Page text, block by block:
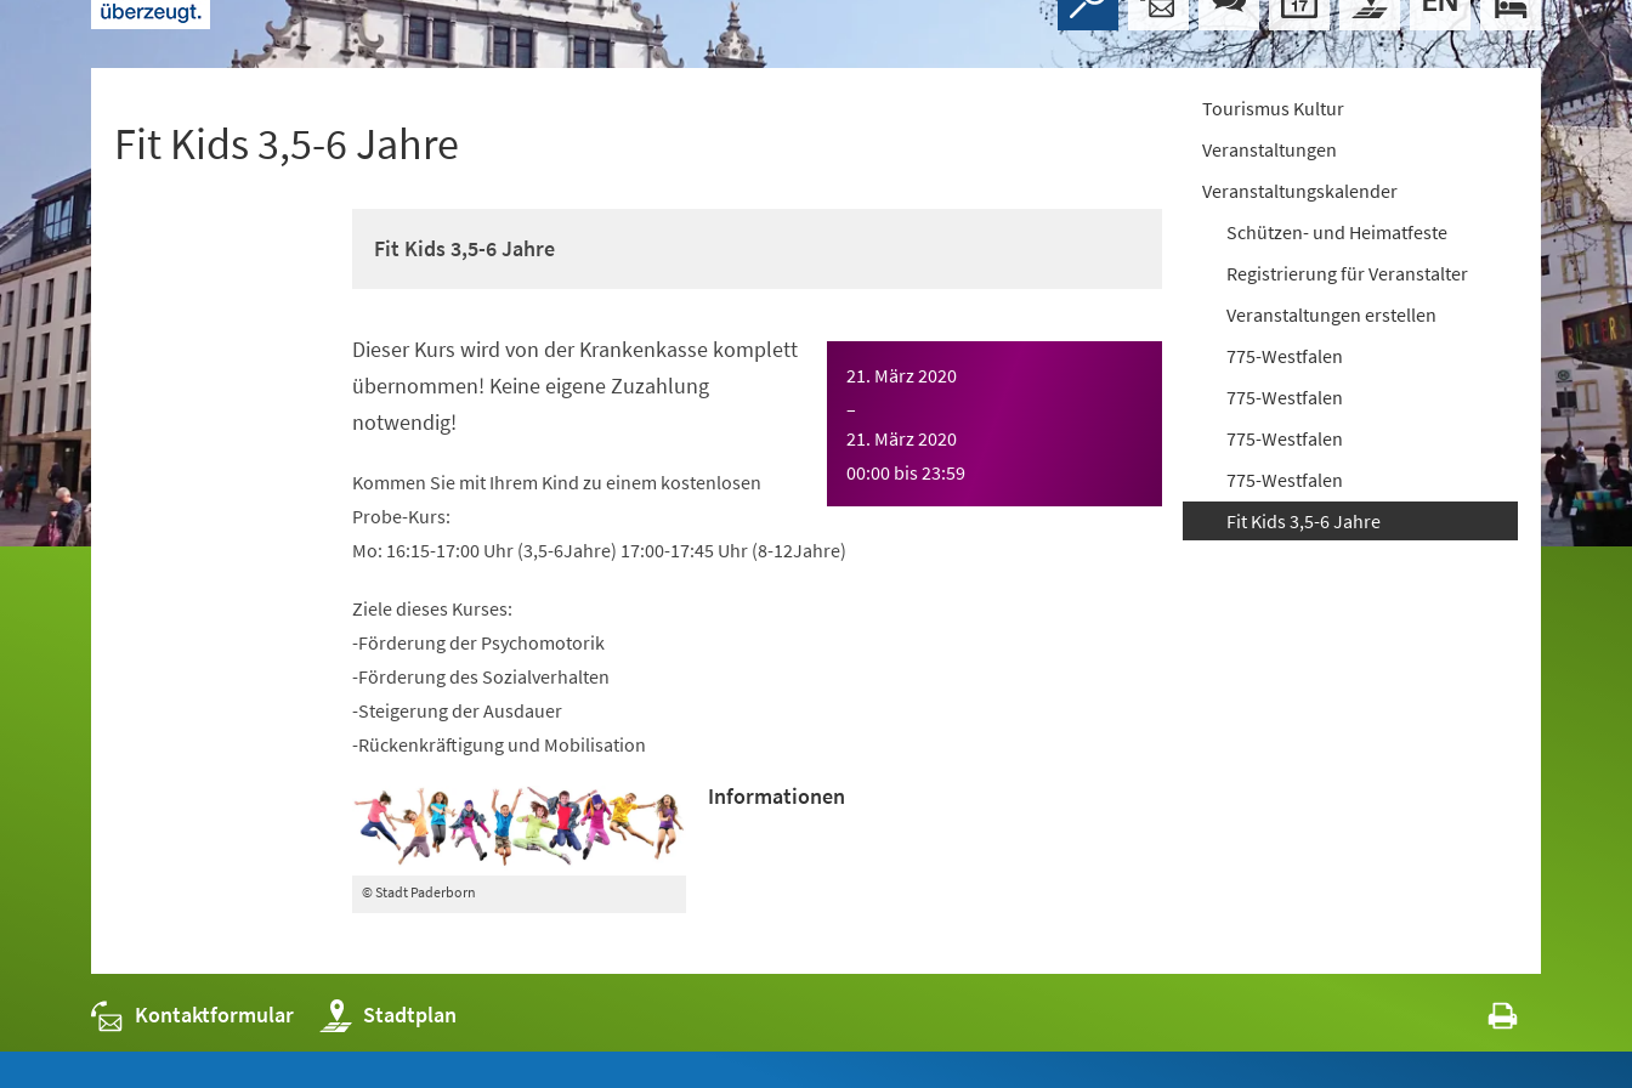
Fit Kids 3,5-6 Jahre
Fit Kids 3,5-6 Jahre
21. März 2020
–
21. März 2020
00:00 bis23:59
Dieser Kurs wird von der Krankenkasse komplett
übernommen! Keine eigene Zuzahlung
notwendig!
Kommen Sie mit Ihrem Kind zu einem kostenlosen
Probe-Kurs:
Mo: 16:15-17:00 Uhr (3,5-6Jahre) 17:00-17:45 Uhr (8-12Jahre)
Ziele dieses Kurses:
-Förderung der Psychomotorik
-Förderung des Sozialverhalten
-Steigerung der Ausdauer
-Rückenkräftigung und Mobilisation
© Stadt Paderborn
Informationen
Tourismus Kultur
Veranstaltungen
Veranstaltungskalender
Schützen- und Heimatfeste
Registrierung für Veranstalter
Veranstaltungen erstellen
775-Westfalen
775-Westfalen
775-Westfalen
775-Westfalen
Fit Kids 3,5-6 Jahre
Kontaktformular Stadtplan
(Öffnet
in
einem